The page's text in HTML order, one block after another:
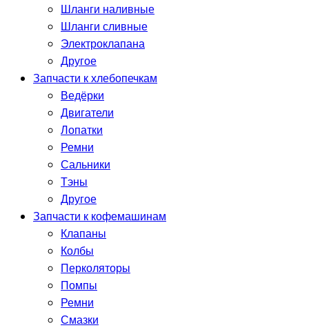
Шланги наливные
Шланги сливные
Электроклапана
Другое
Запчасти к хлебопечкам
Ведёрки
Двигатели
Лопатки
Ремни
Сальники
Тэны
Другое
Запчасти к кофемашинам
Клапаны
Колбы
Перколяторы
Помпы
Ремни
Смазки